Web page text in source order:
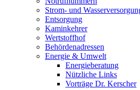
Strom- und
Entsorgung
Kaminkehrer
Wertstoffhof
Behördenadressen
Energie & Umwelt
Energieberatung
Nützliche Links
Vorträge Dr. Kerscher